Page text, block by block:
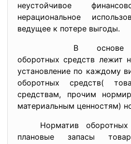
неустойчивое
нерациональное
ведущее к потере выгоды.
В основе
оборотных средств лежит
установление по каждому
оборотных средств(
средствам, прочим
материальным ценностям)
Норматив оборотных
плановые запасы